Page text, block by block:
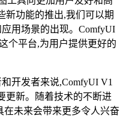
新功能的推出,我们可以期
用场景的出现。ComfyUI
个平台,为用户提供更好的
开发者来说,ComfyUI V1
更新。随着技术的不断进
在未来会带来更多令人兴奋